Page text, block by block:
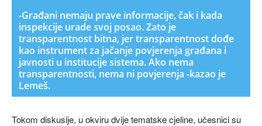
-Građani nemaju prave informacije, čak i kada
inspekcije urade svoj posao. Zato je
transparentnost bitna, jer transparentnost dođe
kao instrument za jačanje povjerenja građana i
javnosti u institucije sistema. Ako nema
transparentnosti, nema ni povjerenja -kazao je
Lemeš.
Tokom diskusije, u okviru dvije tematske cjeline, učesnici su